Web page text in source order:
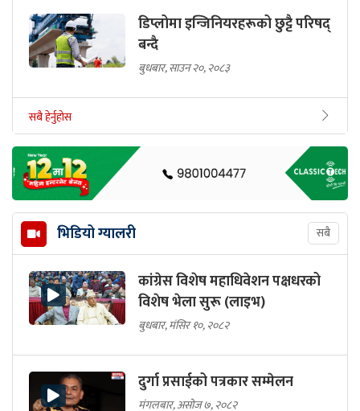
डिप्लोमा इन्जिनियरहरूको छुट्टै परिषद्
बन्दै
बुधबार, साउन २०, २०८३
सबै हेर्नुहोस
भिडियो ग्यालरी सबै
कांग्रेस विशेष महाधिवेशन पक्षधरको
विशेष भेला सुरू (लाइभ)
बुधबार, मंसिर १०, २०८२
दुर्गा प्रसाईको पत्रकार सम्मेलन
मंगलबार, असोज ७, २०८२